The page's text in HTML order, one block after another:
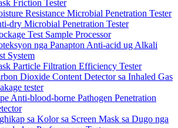
Friction Tester
Resistance Microbial Penetration Tester
dry Microbial Penetration Tester
Test Sample Processor
nga Panapton Anti-acid ug Alkali
System
Particle Filtration Efficiency Tester
Dioxide Content Detector sa Inhaled Gas
tester
Anti-blood-borne Pathogen Penetration
sa Kolor sa Screen Mask sa Dugo nga